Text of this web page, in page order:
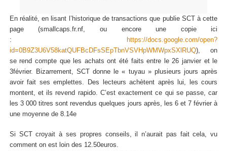
En réalité, en lisant l’historique de transactions que publie SCT à cette
page (smallcaps.fr.nf, ou encore une copie ici
:
https://docs.google.com/open?
id=0B9Z3U6V58katQUFBcDFsSEpTbnVSVHpWMWpxSXlRUQ), on
se rend compte que les achats ont été faits entre le 26 janvier et le
3février. Bizarrement, SCT donne le « tuyau » plusieurs jours après
avoir fait ses emplettes. Des lecteurs achètent après lui, les cours
montent, et ils revend rapido. C’est exactement ce qui se passe, car
les 3 000 titres sont revendus quelques jours après, les 6 et 7 février à
une moyenne de 8.14e
Si SCT croyait à ses propres conseils, il n’aurait pas fait cela, vu
comment on est loin des 12.50euros.